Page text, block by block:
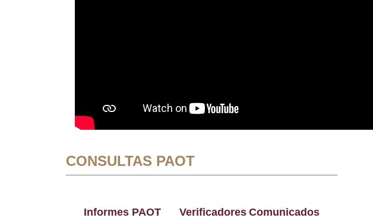
CONSULTAS PAOT
Informes PAOT
Verificadores Comunicados